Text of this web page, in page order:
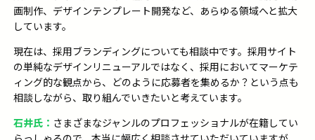
画制作、デザインテンプレート開発など、あらゆる領域へと拡大
しています。
現在は、採用ブランディングについても相談中です。 採用サイト
の単純なデザインリニューアルではなく、 採用においてマーケテ
ィング的な観点から、どのように応募者を集めるか？という点も
相談しながら、 取り組んでいきたいと考えています。
石井氏： さまざまなジャンルのプロフェッショナルが在籍してい